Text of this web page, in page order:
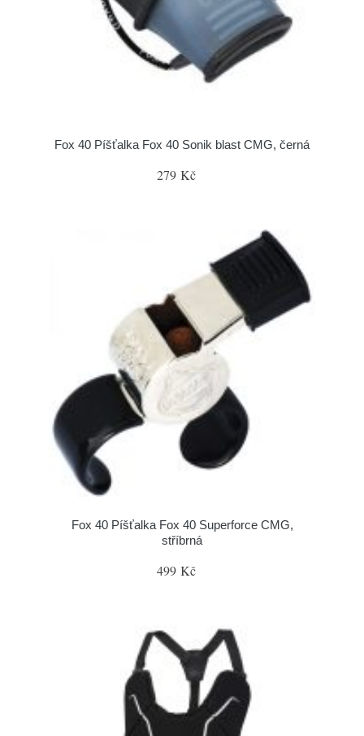
Fox 40 Píšťalka Fox 40 Sonik blast CMG, černá
279 Kč
Fox 40 Píšťalka Fox 40 Superforce CMG,
stříbrná
499 Kč